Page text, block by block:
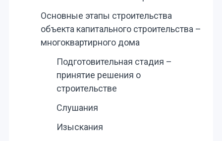
Основные этапы строительства
объекта капитального строительства –
многоквартирного дома
Подготовительная стадия –
принятие решения о
строительстве
Слушания
Изыскания